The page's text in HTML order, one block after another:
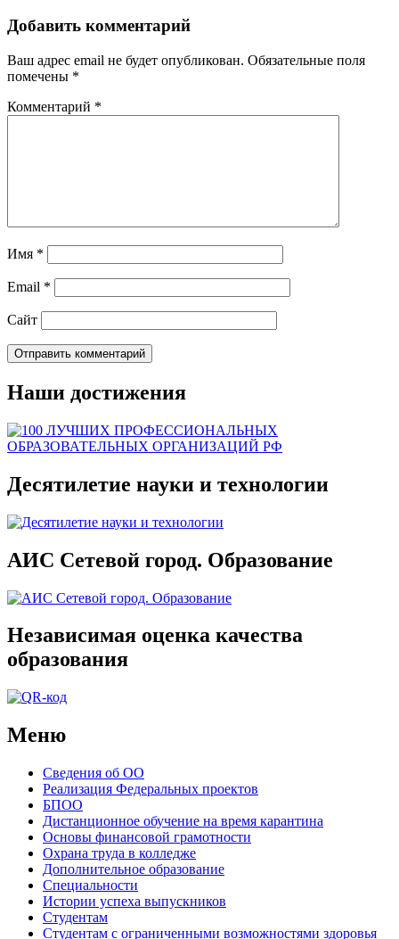
Добавить комментарий
Ваш адрес email не будет опубликован. Обязательные поля
помечены *
Комментарий *
Имя *
Email *
Сайт
Наши достижения
Десятилетие науки и технологии
АИС Сетевой город. Образование
Независимая оценка качества
образования
Меню
Сведения об ОО
Реализация Федеральных проектов
БПОО
Дистанционное обучение на время карантина
Основы финансовой грамотности
Охрана труда в колледже
Дополнительное образование
Специальности
Истории успеха выпускников
Студентам
Студентам с ограниченными возможностями здоровья